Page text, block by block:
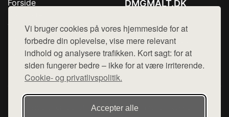
Vi bruger cookies på vores hjemmeside for at
forbedre din oplevelse, vise mere relevant
indhold og analysere trafikken. Kort sagt: for at
siden fungerer bedre – ikke for at være irriterende.
Cookie- og privatlivspolitik.
Accepter alle
Forside
Top Rabatter
Blog
Kontakt
DMGMALT.DK
Mail: hej@want.dk
Cookie- og privatlivspolitik
Denne side er en del af want.dk, der udgiver en række